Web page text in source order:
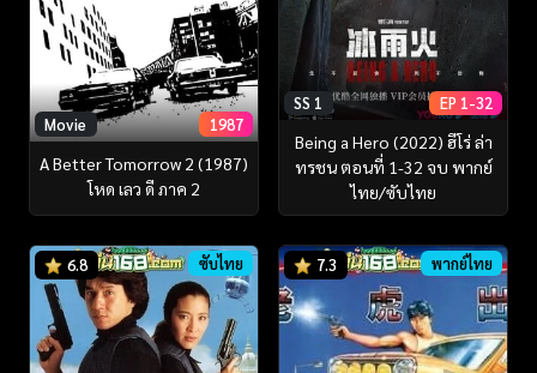
Movie 1987
A Better Tomorrow 2 (1987)
โหด เลว ดี ภาค 2
SS 1 EP 1-32
Being a Hero (2022) ฮีโร่ ล่า
ทรชน ตอนที่ 1-32 จบ พากย์
ไทย/ซับไทย
6.8 ซับไทย 7.3 พากย์ไทย